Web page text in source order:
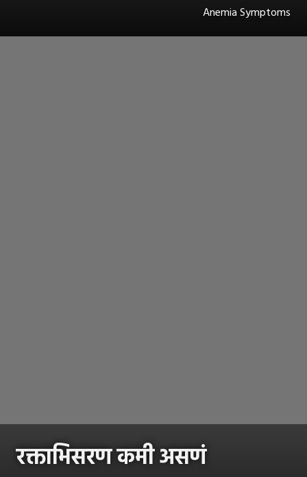
Anemia Symptoms
रक्ताभिसरण कमी असणं